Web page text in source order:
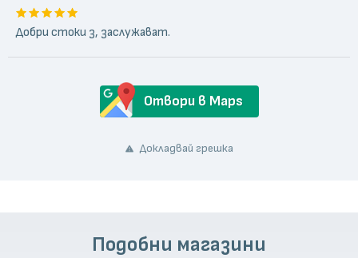
Добри стоки з, заслужават.
Отвори в Maps
Докладвай грешка
Подобни магазини